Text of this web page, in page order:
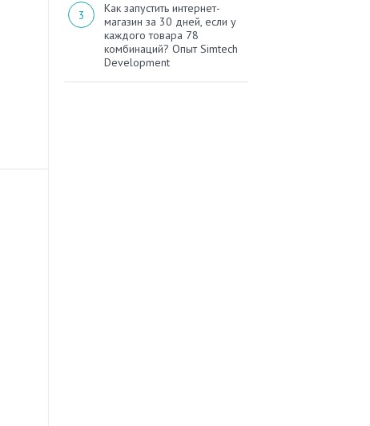
Как запустить интернет-
магазин за 30 дней, если у
каждого товара 78
комбинаций? Опыт Simtech
Development